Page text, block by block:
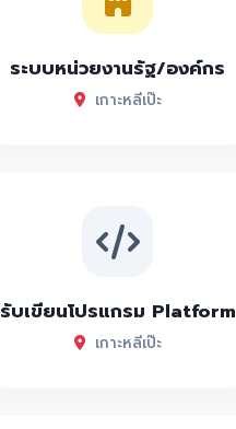
ระบบหน่วยงานรัฐ/องค์กร
เกาะหลีเป๊ะ
รับเขียนโปรแกรม Platform
เกาะหลีเป๊ะ